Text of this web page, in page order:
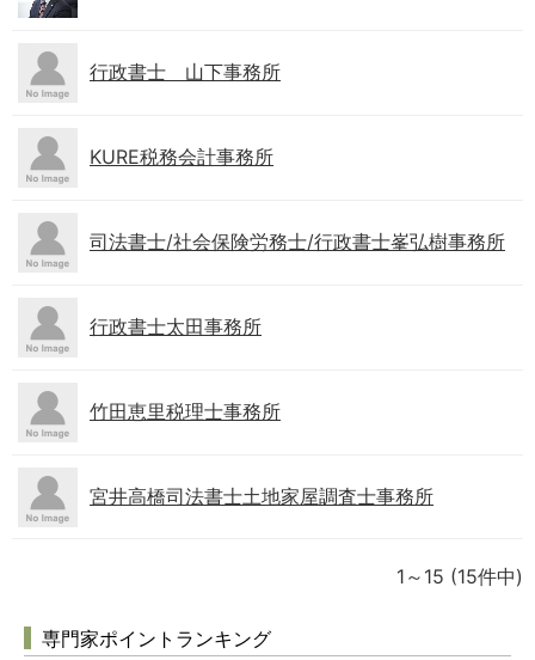
行政書士 山下事務所
KURE税務会計事務所
司法書士/社会保険労務士/行政書士峯弘樹事務所
行政書士太田事務所
竹田恵里税理士事務所
宮井高橋司法書士土地家屋調査士事務所
1～15 (15件中)
専門家ポイントランキング